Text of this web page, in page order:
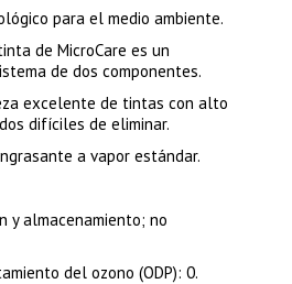
para el medio ambiente.
de MicroCare es un
de dos componentes.
excelente de tintas con alto
difíciles de eliminar.
a vapor estándar.
y almacenamiento; no
del ozono (ODP): 0.